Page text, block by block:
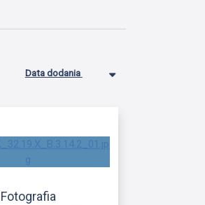
Data dodania
Fotografia